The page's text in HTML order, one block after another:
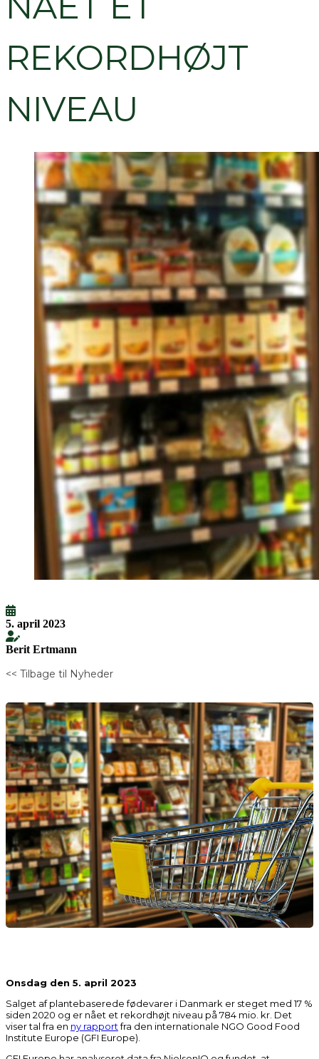
REKORDHØJT
NIVEAU
5. april 2023
Berit Ertmann
<< Tilbage til Nyheder
Onsdag den 5. april 2023
Salget af plantebaserede fødevarer i Danmark er steget med 17 %
siden 2020 og er nået et rekordhøjt niveau på 784 mio. kr. Det
viser tal fra en ny rapportfra den internationale NGO Good Food
Institute Europe (GFI Europe).